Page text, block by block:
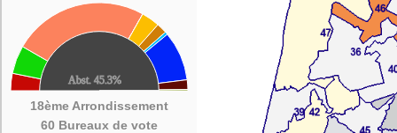
18ème Arrondissement
60 Bureaux de vote